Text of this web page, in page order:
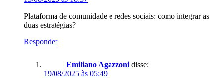
Plataforma de comunidade e redes sociais: como integrar as
duas estratégias?
Responder
Emiliano Agazzoni disse:
19/08/2025 às 05:49